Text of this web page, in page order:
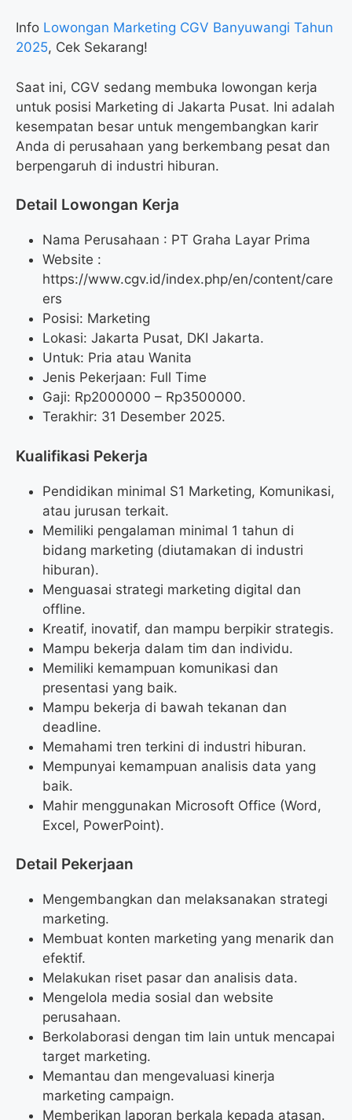
Info Lowongan Marketing CGV Banyuwangi Tahun
2025, Cek Sekarang!
Saat ini, CGV sedang membuka lowongan kerja
untuk posisi Marketing di Jakarta Pusat. Ini adalah
kesempatan besar untuk mengembangkan karir
Anda di perusahaan yang berkembang pesat dan
berpengaruh di industri hiburan.
Detail Lowongan Kerja
Nama Perusahaan : PT Graha Layar Prima
Website :
https://www.cgv.id/index.php/en/content/care
ers
Posisi: Marketing
Lokasi: Jakarta Pusat, DKI Jakarta.
Untuk: Pria atau Wanita
Jenis Pekerjaan: Full Time
Gaji: Rp2000000 – Rp3500000.
Terakhir: 31 Desember 2025.
Kualifikasi Pekerja
Pendidikan minimal S1 Marketing, Komunikasi,
atau jurusan terkait.
Memiliki pengalaman minimal 1 tahun di
bidang marketing (diutamakan di industri
hiburan).
Menguasai strategi marketing digital dan
offline.
Kreatif, inovatif, dan mampu berpikir strategis.
Mampu bekerja dalam tim dan individu.
Memiliki kemampuan komunikasi dan
presentasi yang baik.
Mampu bekerja di bawah tekanan dan
deadline.
Memahami tren terkini di industri hiburan.
Mempunyai kemampuan analisis data yang
baik.
Mahir menggunakan Microsoft Office (Word,
Excel, PowerPoint).
Detail Pekerjaan
Mengembangkan dan melaksanakan strategi
marketing.
Membuat konten marketing yang menarik dan
efektif.
Melakukan riset pasar dan analisis data.
Mengelola media sosial dan website
perusahaan.
Berkolaborasi dengan tim lain untuk mencapai
target marketing.
Memantau dan mengevaluasi kinerja
marketing campaign.
Memberikan laporan berkala kepada atasan.